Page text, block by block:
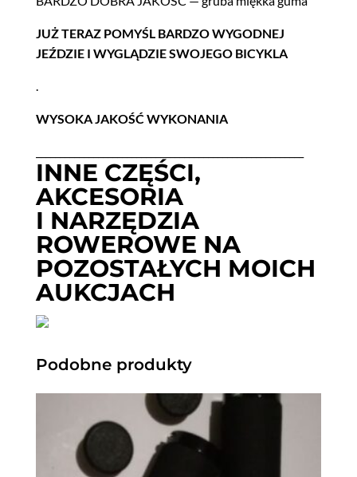
JUŻ TERAZ POMYŚL BARDZO WYGODNEJ
JEŹDZIE I WYGLĄDZIE SWOJEGO BICYKLA
.
WYSOKA JAKOŚĆ WYKONANIA
INNE CZĘŚCI,
AKCESORIA
I NARZĘDZIA
ROWEROWE NA
POZOSTAŁYCH MOICH
AUKCJACH
Podobne produkty